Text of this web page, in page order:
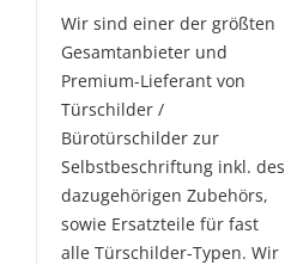
Wir sind einer der größten
Gesamtanbieter und
Premium-Lieferant von
Türschilder /
Bürotürschilder zur
Selbstbeschriftung inkl. des
dazugehörigen Zubehörs,
sowie Ersatzteile für fast
alle Türschilder-Typen. Wir